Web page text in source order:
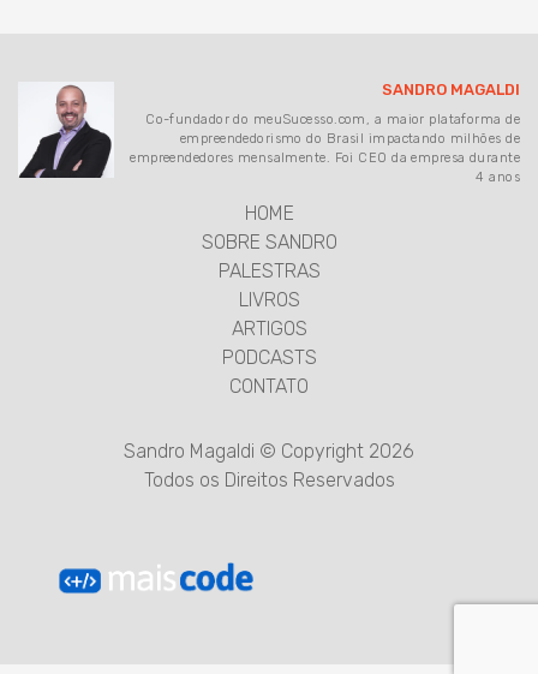
SANDRO MAGALDI
Co-fundador do meuSucesso.com, a maior plataforma de
empreendedorismo do Brasil impactando milhões de
empreendedores mensalmente. Foi CEO da empresa durante
4 anos
HOME
SOBRE SANDRO
PALESTRAS
LIVROS
ARTIGOS
PODCASTS
CONTATO
Sandro Magaldi © Copyright 2026
Todos os Direitos Reservados